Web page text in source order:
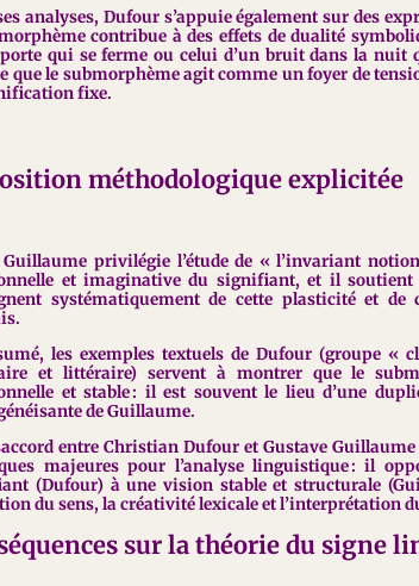
analyses, Dufour s’appuie également sur des
contribue à des effets de dualité
porte qui se ferme ou celui d’un bruit dans la nuit
que le submorphème agit comme un foyer de
fixe.
méthodologique explicitée
privilégie l’étude de « l’invariant
et imaginative du signifiant, et il
systématiquement de cette plasticité et de
les exemples textuels de Dufour (groupe «
et littéraire) servent à montrer que le
et stable : il est souvent le lieu d’une
de Guillaume.
entre Christian Dufour et Gustave
majeures pour l’analyse linguistique : il
(Dufour) à une vision stable et structurale
du sens, la créativité lexicale et l’interprétation
sur la théorie du signe